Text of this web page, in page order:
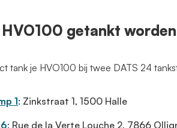
getankt
tank je HVO100 bij twee DATS 24
1: Zinkstraat 1, 1500 Halle
: Rue de la Verte Louche 2, 7866